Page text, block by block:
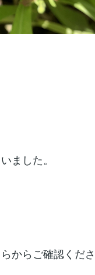
ました。
からご確認くだ